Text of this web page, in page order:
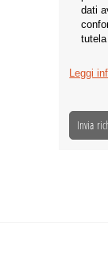
dati
Leggi
Invia